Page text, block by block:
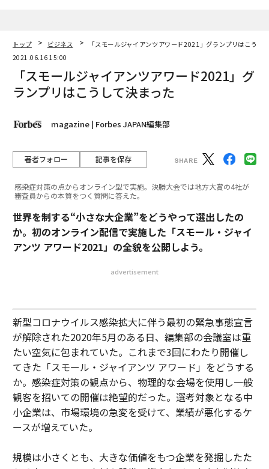
トップ ビジネス
「スモールジャイアンツアワード2021」グランプリはこうし
2021.06.16 15:00
「スモールジャイアンツアワード2021」グ
ランプリはこうして決まった
magazine | Forbes JAPAN編集部
著者フォロー 記事を保存
感染症対策の点からオンライン型で実施。決勝大会では地方大賞の4社が
審査員からの本質をつく質問に答えた。
世界を制する“小さな大企業”をどうやって選出したの
か。初のオンライン配信で実施した「スモール・ジャイ
アンツ アワード2021」の全貌を公開しよう。
advertisement
新型コロナウイルス感染拡大に伴う最初の緊急事態宣言
が解除された2020年5月のある日、編集部の会議室は重
たい空気に包まれていた。これまで3回にわたり開催し
てきた「スモール・ジャイアンツ アワード」をどうする
か。感染症対策の観点から、物理的な会場を使用し一般
観客を招いての開催は絶望的だった。選考対象となる中
小企業は、市場環境の急変を受けて、業績が悪化するケ
ースが増えていた。
規模は小さくとも、大きな価値をもつ企業を発掘したた